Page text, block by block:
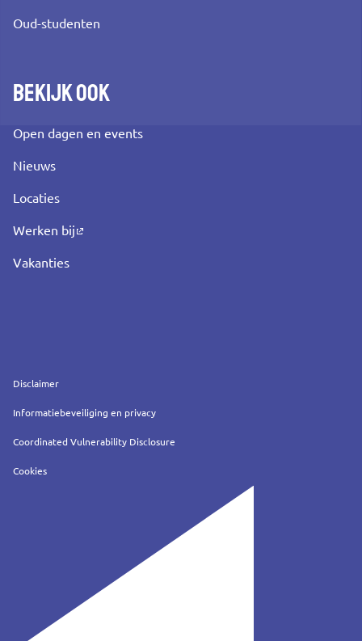
Oud-studenten
Bekijk ook
Open dagen en events
Nieuws
Locaties
Werken bij
Vakanties
Service
Disclaimer
Informatiebeveiliging en privacy
Coordinated Vulnerability Disclosure
Cookies